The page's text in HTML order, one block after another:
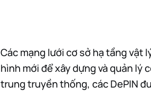
Các mạng lưới cơ sở hạ tầng vật
hình mới để xây dựng và quản lý
trung truyền thống, các DePIN